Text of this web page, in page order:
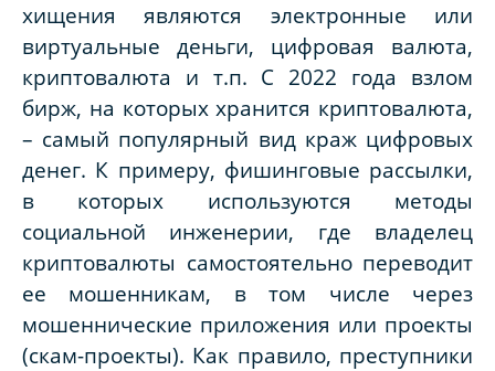
хищения являются электронные или
виртуальные деньги, цифровая валюта,
криптовалюта и т.п. С 2022 года взлом
бирж, на которых хранится криптовалюта,
– самый популярный вид краж цифровых
денег. К примеру, фишинговые рассылки,
в которых используются методы
социальной инженерии, где владелец
криптовалюты самостоятельно переводит
ее мошенникам, в том числе через
мошеннические приложения или проекты
(скам-проекты). Как правило, преступники